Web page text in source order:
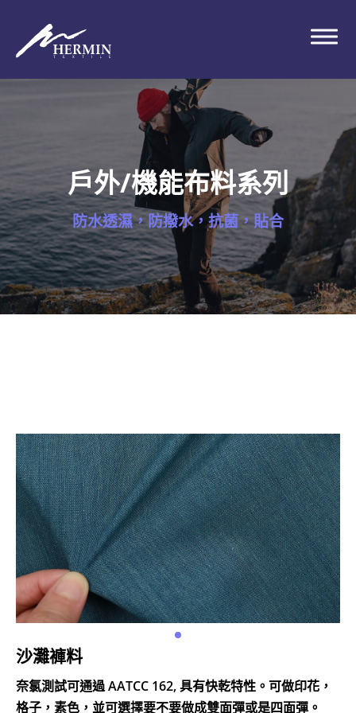
戶外/機能布料系列
防水透濕，防撥水，抗菌，貼合
沙灘褲料
奈氯測試可通過 AATCC 162, 具有快乾特性。可做印花，
格子，素色，並可選擇要不要做成雙面彈或是四面彈。